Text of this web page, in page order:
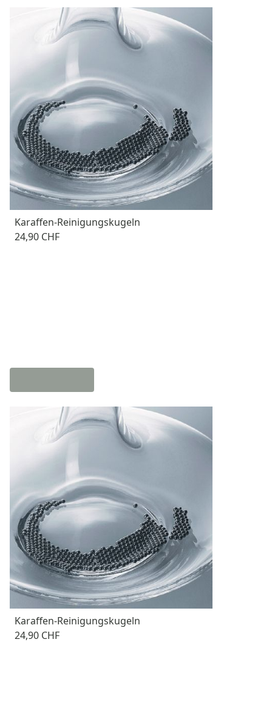
Karaffen-Reinigungskugeln
24,90 CHF
Karaffen-Reinigungskugeln
24,90 CHF